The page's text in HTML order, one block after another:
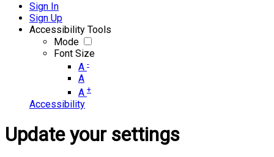
Sign In
Sign Up
Accessibility Tools
Mode
Font Size
A -
A
A +
Accessibility
Update your settings